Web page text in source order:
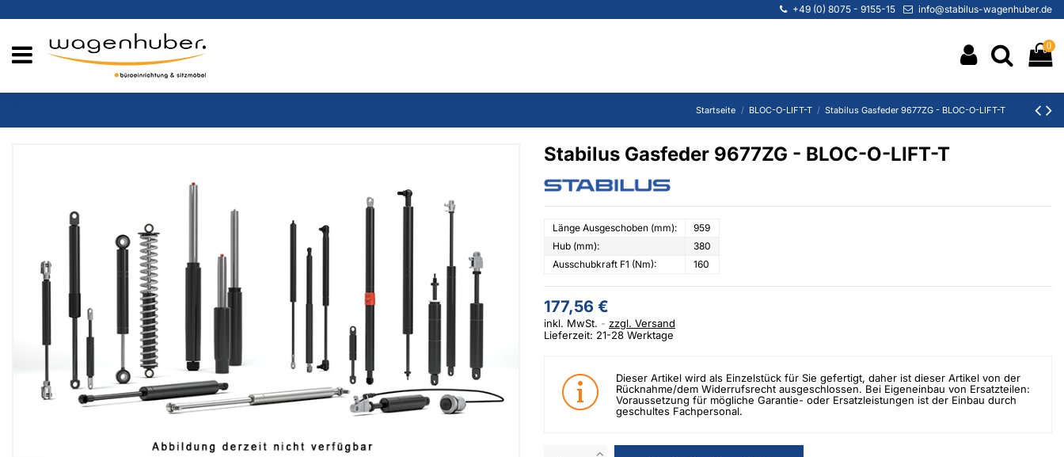
+49 (0) 8075 - 9155-15 info@stabilus-wagenhuber.de
0
Startseite BLOC-O-LIFT-T Stabilus Gasfeder 9677ZG - BLOC-O-LIFT-T
Stabilus Gasfeder 9677ZG - BLOC-O-LIFT-T
Länge Ausgeschoben (mm):
959
Hub (mm):
380
Ausschubkraft F1 (Nm):
160
177,56 €
inkl. MwSt.
zzgl. Versand
Lieferzeit: 21-28 Werktage
Dieser Artikel wird als Einzelstück für Sie gefertigt, daher ist dieser Artikel von der
Rücknahme/dem Widerrufsrecht ausgeschlossen. Bei Eigeneinbau von Ersatzteilen:
Voraussetzung für mögliche Garantie- oder Ersatzleistungen ist der Einbau durch
geschultes Fachpersonal.